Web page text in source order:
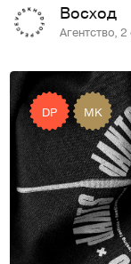
Восход
Агентство,
DP MK